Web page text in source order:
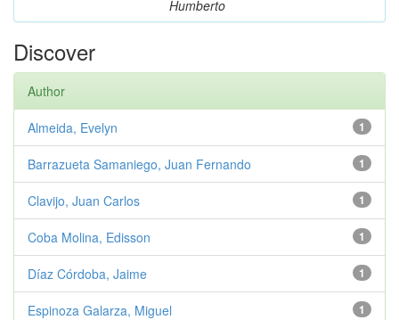
Humberto
Discover
Author
1
Almeida, Evelyn
1
Barrazueta Samaniego, Juan Fernando
1
Clavijo, Juan Carlos
1
Coba Molina, Edisson
1
Díaz Córdoba, Jaime
1
Espinoza Galarza, Miguel